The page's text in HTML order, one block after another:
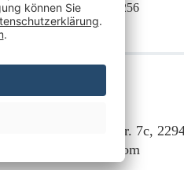
4250792929256
Deko, Lübecker Str. 7c,
verkauf@mr-deko.com